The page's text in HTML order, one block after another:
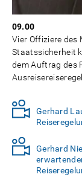
09.00
Vier Offiziere des
Staatssicherheit
dem Auftrag des
Gerhard
Gerhard